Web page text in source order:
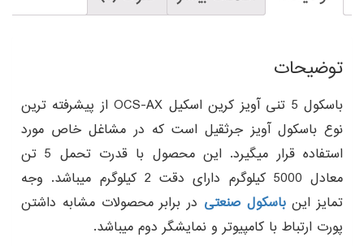
توضیحات
باسکول 5 تنی آویز کرین اسکیل OCS-AX از پیشرفته ترین
نوع باسکول آویز جرثقیل است که در مشاغل خاص مورد
استفاده قرار میگیرد. این محصول با قدرت تحمل 5 تن
معادل 5000 کیلوگرم دارای دقت 2 کیلوگرم میباشد. وجه
تمایز اینباسکول صنعتی در برابر محصولات مشابه داشتن
پورت ارتباط با کامپیوتر و نمایشگر دوم میباشد.